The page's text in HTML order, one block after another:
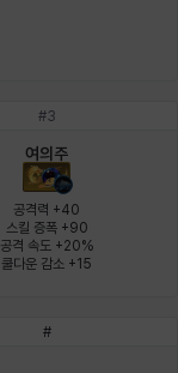
재키
캐시
#3
여의주
공격력 +40
스킬 증폭 +90
공격 속도 +20%
쿨다운 감소 +15
#